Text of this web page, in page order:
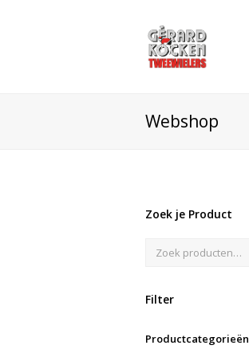
Webshop
Zoek je Product
Filter
Productcategorieën